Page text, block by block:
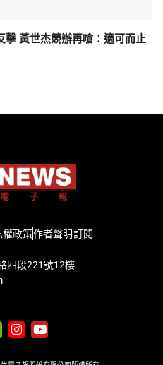
擊 黃世杰競辦再嗆：適可而止
權政策作者聲明訂閱
四段221號12樓